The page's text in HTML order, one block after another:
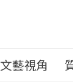
文藝視角